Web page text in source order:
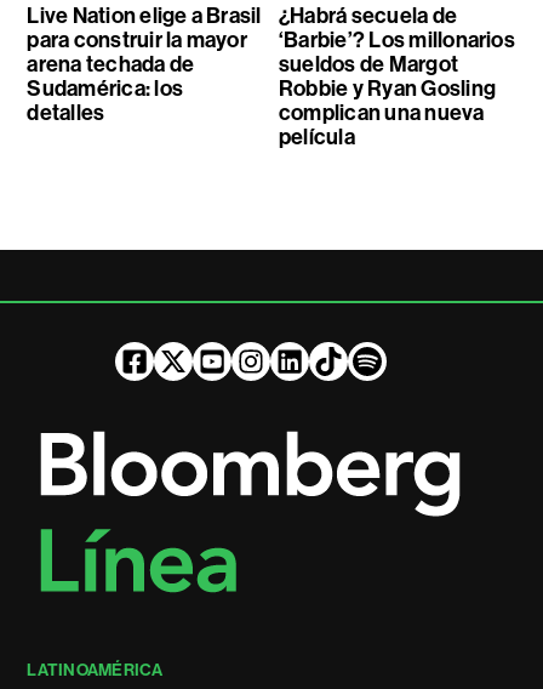
Live Nation elige a Brasil
para construir la mayor
arena techada de
Sudamérica: los
detalles
¿Habrá secuela de
‘Barbie’? Los millonarios
sueldos de Margot
Robbie y Ryan Gosling
complican una nueva
película
LATINOAMÉRICA